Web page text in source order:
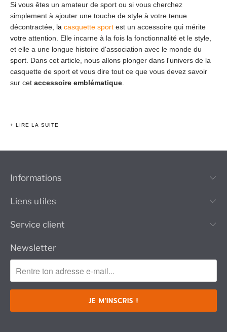
Si vous êtes un amateur de sport ou si vous cherchez
simplement à ajouter une touche de style à votre tenue
décontractée, la casquette sport est un accessoire qui mérite
votre attention. Elle incarne à la fois la fonctionnalité et le style,
et elle a une longue histoire d'association avec le monde du
sport. Dans cet article, nous allons plonger dans l'univers de la
casquette de sport et vous dire tout ce que vous devez savoir
sur cet accessoire emblématique
+ LIRE LA SUITE
Informations
Liens utiles
Service client
Newsletter